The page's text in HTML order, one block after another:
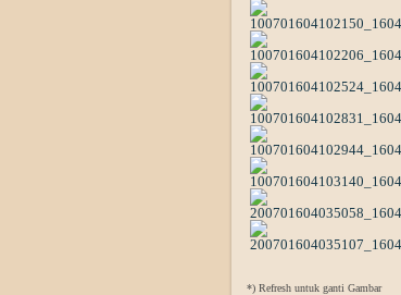
*) Refresh untuk ganti Gambar